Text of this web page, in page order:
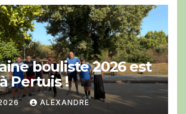
bouliste 2026 est
Pertuis !
ALEXANDRE